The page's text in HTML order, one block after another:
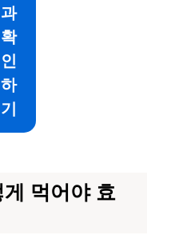
과
확
인
하
기
먹어야 효